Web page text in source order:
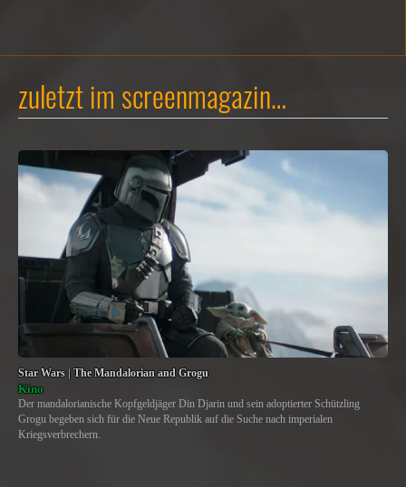
zuletzt im screenmagazin…
Star Wars | The Mandalorian and Grogu
Kino
Der mandalorianische Kopfgeldjäger Din Djarin und sein adoptierter Schützling
Grogu begeben sich für die Neue Republik auf die Suche nach imperialen
Kriegsverbrechern.